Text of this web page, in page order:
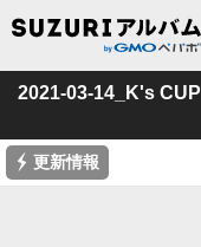
2021-03-14_K's CUP
⚡ 更新情報